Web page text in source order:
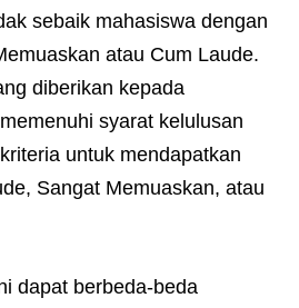
sebaik mahasiswa dengan
atau Cum Laude.
diberikan kepada
syarat kelulusan
untuk mendapatkan
Sangat Memuaskan, atau
dapat berbeda-beda